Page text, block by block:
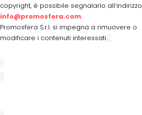
copyright, è possibile segnalarlo all’indirizzo
info@promosfera.com.
Promosfera S.r.l. si impegna a rimuovere o
modificare i contenuti interessati.